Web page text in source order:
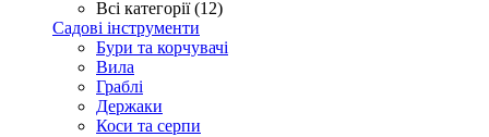
Всі категорії (12)
Садові інструменти
Бури та корчувачі
Вила
Граблі
Держаки
Коси та серпи